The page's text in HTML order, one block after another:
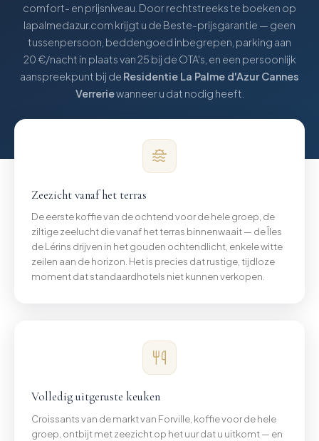
comfort- en prijsniveau. Door rechtstreeks te boeken op
lapalmedazur.com krijgt u de Beste-prijsgarantie — geen
tussenpersoon, beddengoed inbegrepen, parking aan
20 €/nacht in plaats van 25 bij de OTA's, en een persoonlijk
aanspreekpunt bij de Residentie La Palme d'Azur Cannes
Verreriewanneer u dat nodig heeft.
Zeezicht vanaf het terras
De eerste koffie van de ochtend voor de hele groep, de
ziltige zeelucht die vanaf het terras binnenwaait — de Îles
de Lérins drijven in het gouden ochtendlicht, enkele witte
zeilen aan de horizon. Het is precies dat rustige, tijdloze
moment dat standaardhotels niet kunnen verkopen.
Volledig uitgeruste keuken
Croissants van de markt van Forville, koffie voor de hele
groep, ontbijt met zeezicht op het uur dat u uitkomt — en